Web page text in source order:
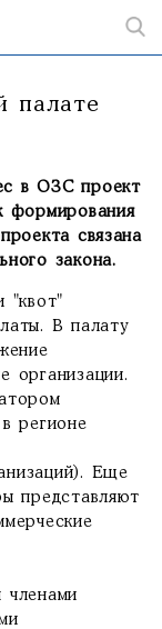
палате
в ОЗС проект
формирования
связана
закона.
"квот"
В палату
организации.
регионе
Еще
представляют
членами